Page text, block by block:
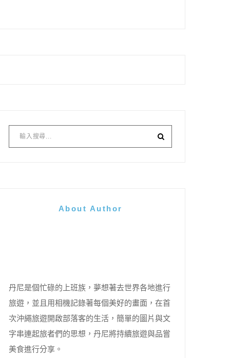
About Author
丹尼是個忙碌的上班族，夢想著去世界各地進行
旅遊，並且用相機記錄著每個美好的畫面，在首
次沖繩旅遊開啟部落客的生活，簡單的圖片與文
字串連起旅者們的思想，丹尼將持續旅遊與品嘗
美食進行分享。